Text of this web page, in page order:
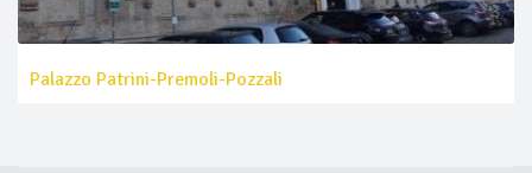
Palazzo Patrini-Premoli-Pozzali